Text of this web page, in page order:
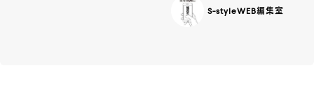
S-styleWEB編集室